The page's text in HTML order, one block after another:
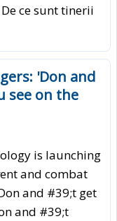
ce sunt tinerii
'Don and
see on the
is launching
and combat
and #39;t get
and #39;t